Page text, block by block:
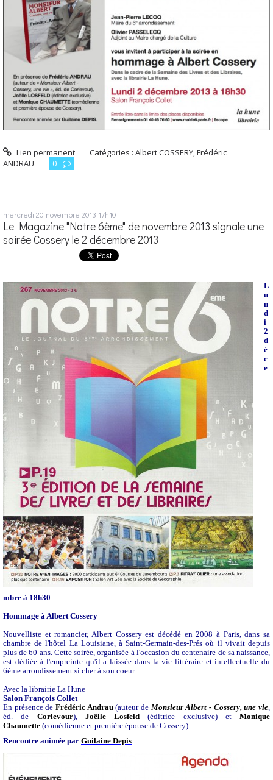
Lien permanent Catégories :Albert COSSERY,Frédéric
ANDRAU
0
mercredi 20 novembre 2013 17h10
Le Magazine "Notre 6ème" de novembre 2013 signale une
soirée Cossery le 2 décembre 2013
L
u
n
d
i
2
d
é
c
e
mbre à 18h30
Hommage à Albert Cossery
Nouvelliste et romancier, Albert Cossery est décédé en 2008 à Paris, dans sa
chambre de l'hôtel La Louisiane, à Saint-Germain-des-Prés où il vivait depuis
plus de 60 ans. Cette soirée, organisée à l'occasion du centenaire de sa naissance,
est dédiée à l'empreinte qu'il a laissée dans la vie littéraire et intellectuelle du
6ème arrondissement si cher à son coeur.
Avec la librairie La Hune
Salon François Collet
En présence de Frédéric Andrau(auteur de Monsieur Albert - Cossery, une vie
éd. de Corlevour), Joëlle Losfeld (éditrice exclusive) et Monique
Chaumette (comédienne et première épouse de Cossery).
Rencontre animée par Guilaine Depis